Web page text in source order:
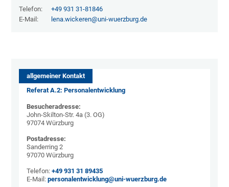
Telefon:
+49 931 31-81846
E-Mail:
lena.wickeren@uni-wuerzburg.de
allgemeiner Kontakt
Referat A.2: Personalentwicklung
Besucheradresse:
John-Skilton-Str. 4a (3. OG)
97074 Würzburg
Postadresse:
Sanderring 2
97070 Würzburg
Telefon:+49 931 31 89435
E-Mail:personalentwicklung@uni-wuerzburg.de